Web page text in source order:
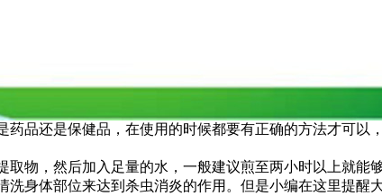
品还是保健品，在使用的时候都要有正确的方法才可
物，然后加入足量的水，一般建议煎至两小时以上就
身体部位来达到杀虫消炎的作用。但是小编在这里提